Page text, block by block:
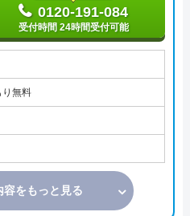
0120-191-084
受付時間 24時間受付可能
り無料
容をもっと見る